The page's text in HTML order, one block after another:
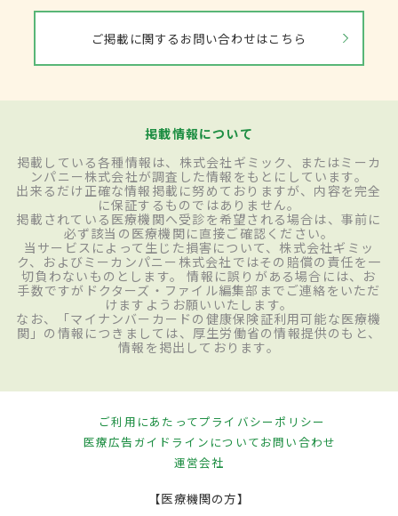
ご掲載に関するお問い合わせはこちら
掲載情報について
掲載している各種情報は、株式会社ギミック、またはミーカ
ンパニー株式会社が調査した情報をもとにしています。
出来るだけ正確な情報掲載に努めておりますが、内容を完全
に保証するものではありません。
掲載されている医療機関へ受診を希望される場合は、事前に
必ず該当の医療機関に直接ご確認ください。
当サービスによって生じた損害について、株式会社ギミッ
ク、およびミーカンパニー株式会社ではその賠償の責任を一
切負わないものとします。 情報に誤りがある場合には、お
手数ですがドクターズ・ファイル編集部までご連絡をいただ
けますようお願いいたします。
なお、「マイナンバーカードの健康保険証利用可能な医療機
関」の情報につきましては、厚生労働省の情報提供のもと、
情報を掲出しております。
ご利用にあたってプライバシーポリシー
医療広告ガイドラインについてお問い合わせ
運営会社
【医療機関の方】